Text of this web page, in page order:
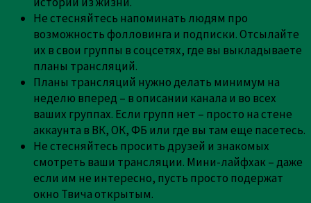
Не стесняйтесь напоминать людям про
возможность фолловинга и подписки. Отсылайте
их в свои группы в соцсетях, где вы выкладываете
планы трансляций.
Планы трансляций нужно делать минимум на
неделю вперед – в описании канала и во всех
ваших группах. Если групп нет – просто на стене
аккаунта в ВК, ОК, ФБ или где вы там еще пасетесь.
Не стесняйтесь просить друзей и знакомых
смотреть ваши трансляции. Мини-лайфхак – даже
если им не интересно, пусть просто подержат
окно Твича открытым.